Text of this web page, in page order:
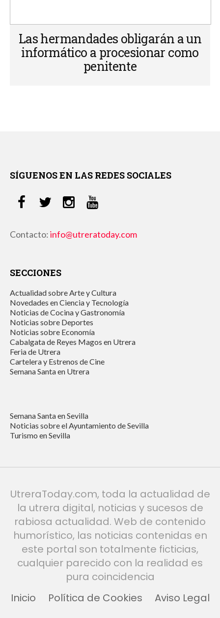
Las hermandades obligarán a un
informático a procesionar como
penitente
SÍGUENOS EN LAS REDES SOCIALES
Contacto:info@utreratoday.com
SECCIONES
Actualidad sobre Arte y Cultura
Novedades en Ciencia y Tecnología
Noticias de Cocina y Gastronomía
Noticias sobre Deportes
Noticias sobre Economía
Cabalgata de Reyes Magos en Utrera
Feria de Utrera
Cartelera y Estrenos de Cine
Semana Santa en Utrera
Semana Santa en Sevilla
Noticias sobre el Ayuntamiento de Sevilla
Turismo en Sevilla
UtreraToday.com, toda la actualidad de
la utrera digital, noticias y sucesos de
rabiosa actualidad. Web de contenido
humorístico, las noticias contenidas en
este portal son totalmente ficticias,
cualquier parecido con la realidad es
pura coincidencia
Inicio
Política de Cookies Aviso Legal